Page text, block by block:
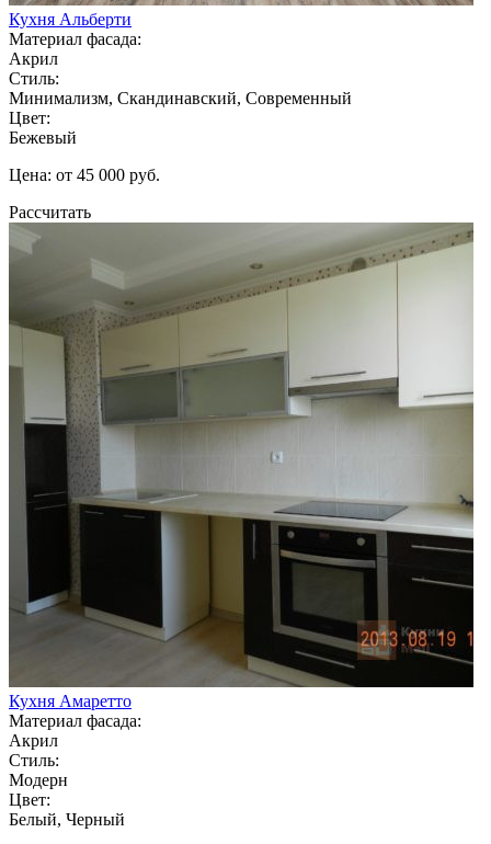
Кухня Альберти
Материал фасада:
Акрил
Стиль:
Минимализм, Скандинавский, Современный
Цвет:
Бежевый
Цена: от 45 000 руб.
Рассчитать
Кухня Амаретто
Материал фасада:
Акрил
Стиль:
Модерн
Цвет:
Белый, Черный